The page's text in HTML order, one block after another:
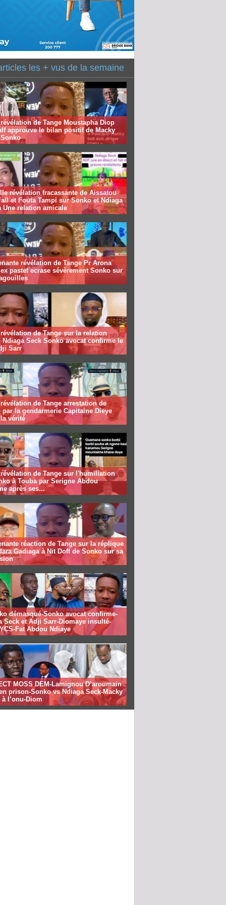
les + vus de la semaine
de Tange Moustapha Diop
approuve le bilan positif de Macky
révélation fracassante de Aissatou
et Fouta Tampi sur Sonko et Ndiaga
Une relation amicale
révélation de Tange Pr Arona
pastef ecrase sévèrement Sonko sur
de Tange sur la relation
Ndiaga Seck Sonko avocat confirme le
Sarr
de Tange arrestation de
par la gendarmerie Capitaine Dieye
vérité
révélation de Tange sur l'humiliation
à Touba par Serigne Abdou
après ses...
réaction de Tange sur la réplique
Gadiaga à Nit Doff de Sonko sur sa
démasqué-Sonko avocat confirme-
Seck et Adji Sarr-Diomaye insulté-
Fat Abdou Ndiaye
MOSS DEM-Lamignou D’aroumain
prison-Sonko vs Ndiaga Seck-Macky
l’onu-Diom